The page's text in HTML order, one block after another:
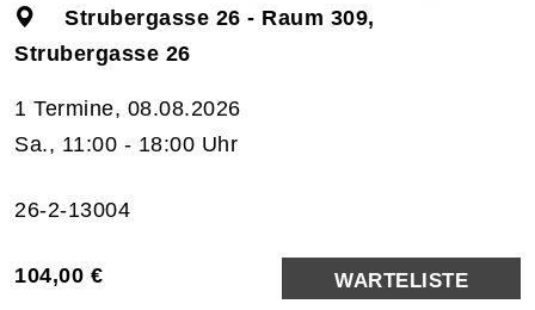
Strubergasse 26 - Raum 309,
Strubergasse 26
1 Termine, 08.08.2026
Sa., 11:00 - 18:00 Uhr
26-2-13004
104,00 € WARTELISTE